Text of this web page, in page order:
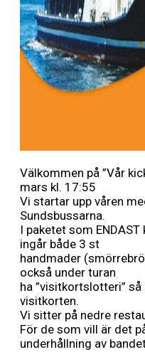
Välkommen på ”Vår
mars kl. 17:55
Vi startar upp våren
Sundsbussarna.
I paketet som
ingår både 3 st
handmader
också under turan
ha ”visitkortslotteri”
visitkorten.
Vi sitter på nedre
För de som vill är det
underhållning av